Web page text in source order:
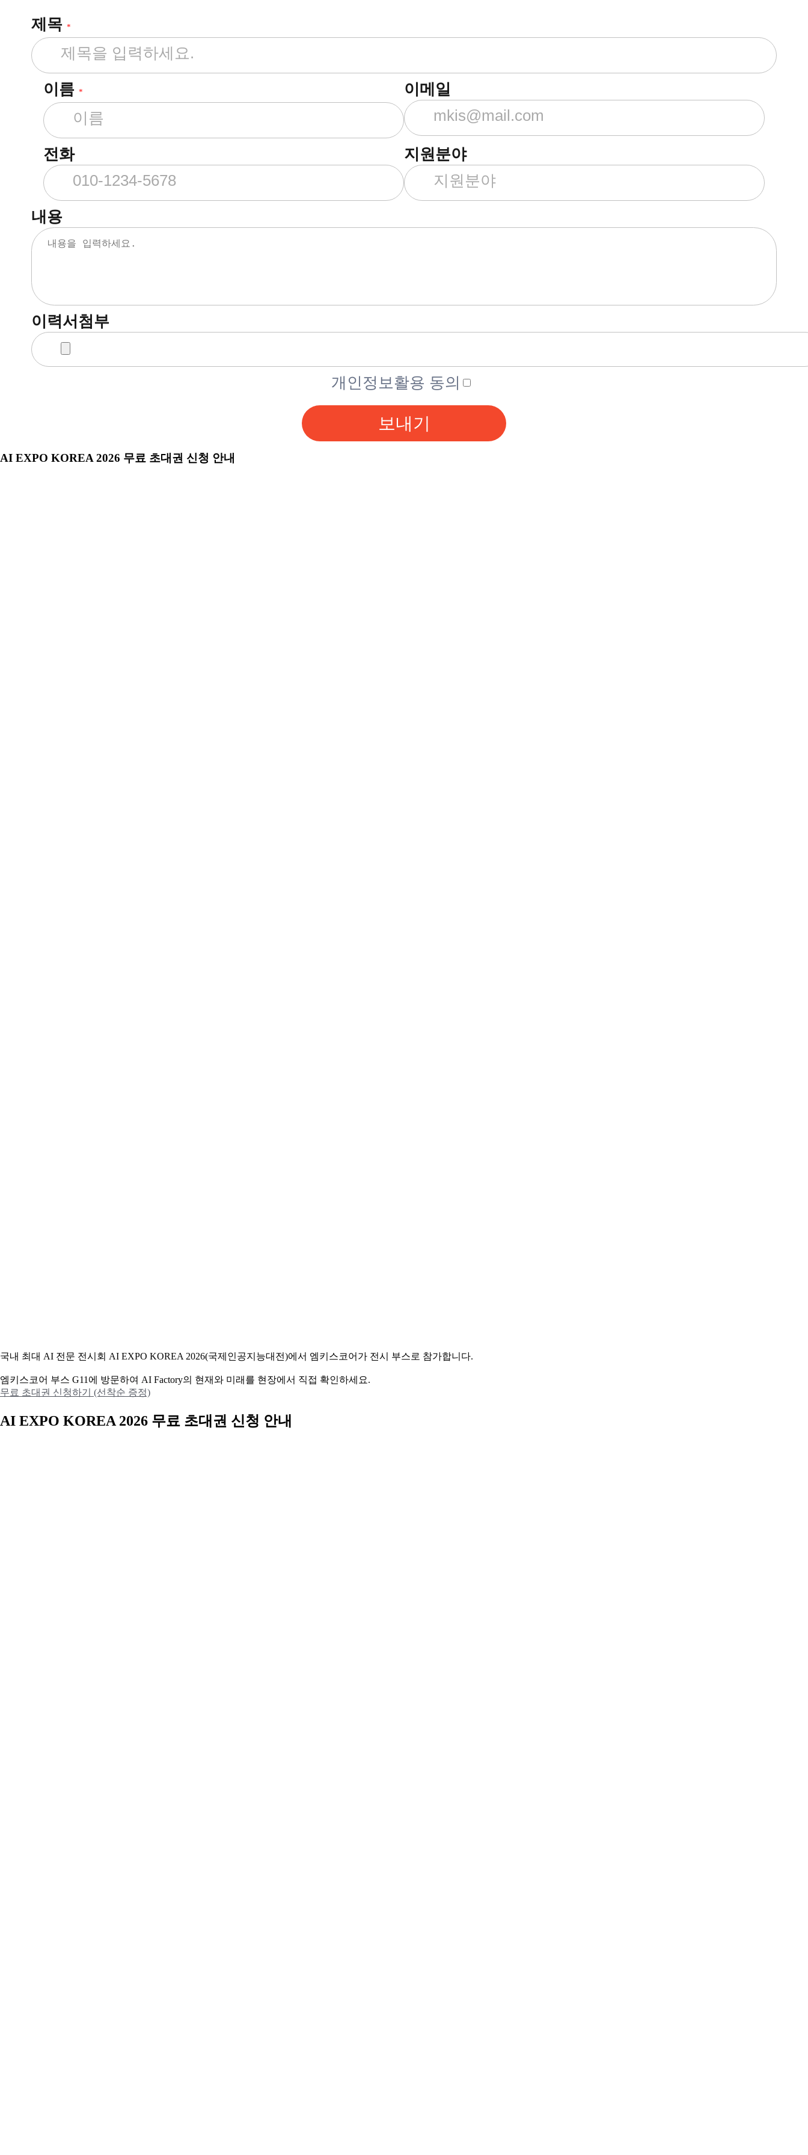
제목 *
이름 * 이메일
전화 지원분야
내용
이력서첨부
개인정보활용 동의
보내기
AI EXPO KOREA 2026 무료 초대권 신청 안내
국내 최대 AI 전문 전시회 AI EXPO KOREA 2026(국제인공지능대전)에서 엠키스코어가 전시 부스로 참가합니다.
엠키스코어 부스 G11에 방문하여 AI Factory의 현재와 미래를 현장에서 직접 확인하세요.
무료 초대권 신청하기 (선착순 증정)
AI EXPO KOREA 2026 무료 초대권 신청 안내